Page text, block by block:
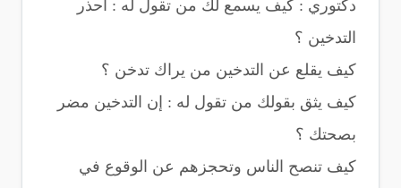
دكتوري : كيف يسمع لك من تقول له : احذر
التدخين ؟
كيف يقلع عن التدخين من يراك تدخن ؟
كيف يثق بقولك من تقول له : إن التدخين مضر
بصحتك ؟
كيف تنصح الناس وتحجزهم عن الوقوع في